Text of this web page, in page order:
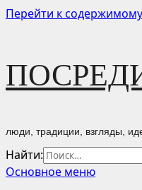
Перейти к содержимому
люди, традиции, взгляды,
Найти:
Основное меню